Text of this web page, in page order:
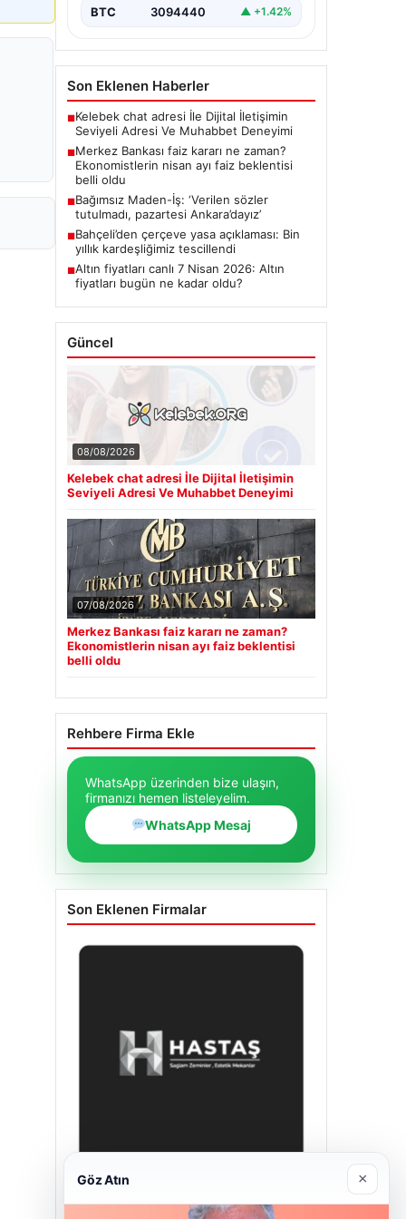
BTC 3094440 ▲ +1.42%
Son Eklenen Haberler
■Kelebek chat adresi İle Dijital İletişimin
Seviyeli Adresi Ve Muhabbet Deneyimi
■Merkez Bankası faiz kararı ne zaman?
Ekonomistlerin nisan ayı faiz beklentisi
belli oldu
■Bağımsız Maden-İş: ‘Verilen sözler
tutulmadı, pazartesi Ankara’dayız’
■Bahçeli’den çerçeve yasa açıklaması: Bin
yıllık kardeşliğimiz tescillendi
■Altın fiyatları canlı 7 Nisan 2026: Altın
fiyatları bugün ne kadar oldu?
Güncel
08/08/2026
Kelebek chat adresi İle Dijital İletişimin
Seviyeli Adresi Ve Muhabbet Deneyimi
07/08/2026
Merkez Bankası faiz kararı ne zaman?
Ekonomistlerin nisan ayı faiz beklentisi
belli oldu
Rehbere Firma Ekle
WhatsApp üzerinden bize ulaşın,
firmanızı hemen listeleyelim.
WhatsApp Mesaj
Son Eklenen Firmalar
Hastaş Beton
Göz Atın ×